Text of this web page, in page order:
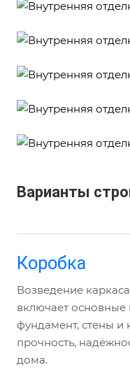
Варианты
Коробка
Возведение
включает основные
фундамент, стены и
прочность,
дома.